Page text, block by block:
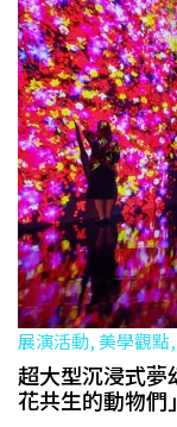
展演活動, 美學觀點
超大型沉浸式
花共生的動物們